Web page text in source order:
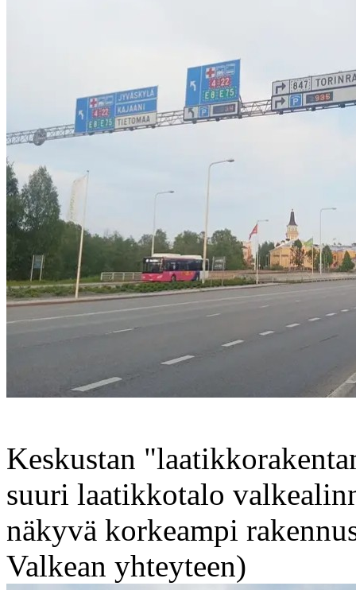
Keskustan
suuri laatikkotalo
näkyvä korkeampi
Valkean yhteyteen)